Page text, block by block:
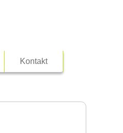
Kontakt